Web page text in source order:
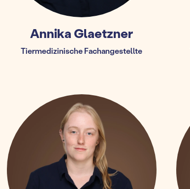
Annika Glaetzner
Tiermedizinische Fachangestellte